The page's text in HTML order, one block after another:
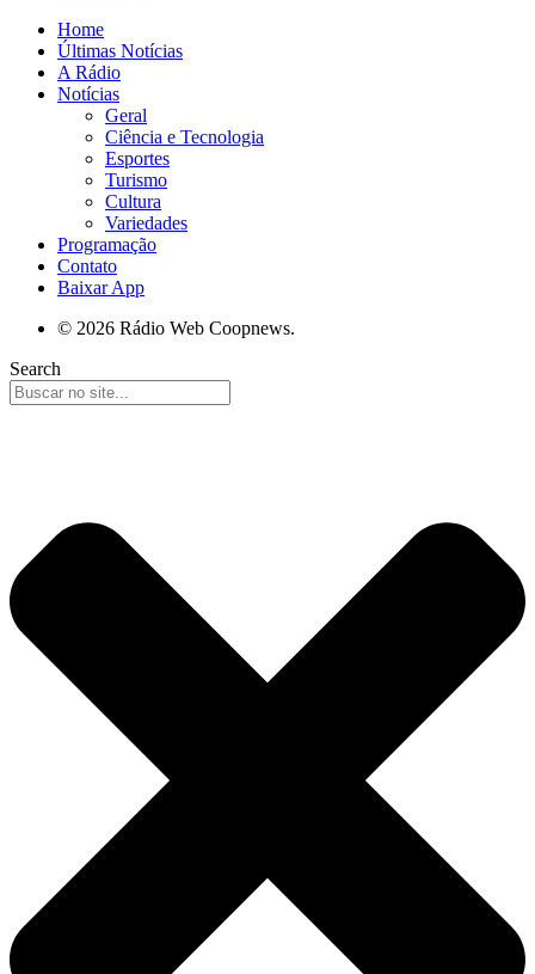
Home
Últimas Notícias
A Rádio
Notícias
Geral
Ciência e Tecnologia
Esportes
Turismo
Cultura
Variedades
Programação
Contato
Baixar App
© 2026 Rádio Web Coopnews.
Search